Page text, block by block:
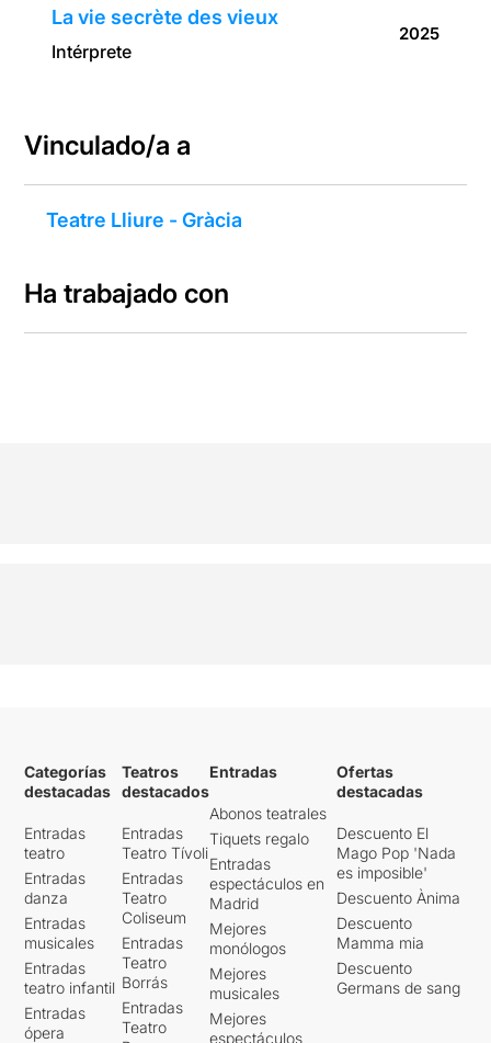
La vie secrète des vieux
Intérprete
2025
Vinculado/a a
Teatre Lliure - Gràcia
Ha trabajado con
Categorías
destacadas
Entradas
teatro
Entradas
danza
Entradas
musicales
Entradas
teatro infantil
Entradas
ópera
Teatros
destacados
Entradas
Teatro Tívoli
Entradas
Teatro
Coliseum
Entradas
Teatro
Borrás
Entradas
Teatro
Entradas
Abonos teatrales
Tiquets regalo
Entradas
espectáculos en
Madrid
Mejores
monólogos
Mejores
musicales
Mejores
espectáculos
Ofertas
destacadas
Descuento El
Mago Pop 'Nada
es imposible'
Descuento Ànima
Descuento
Mamma mia
Descuento
Germans de sang